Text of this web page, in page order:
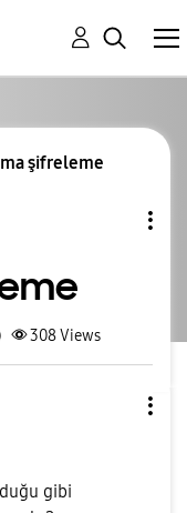
şifreleme
308Views
gibi